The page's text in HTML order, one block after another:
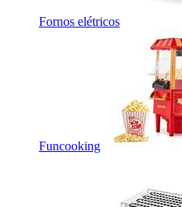
Fornos elétricos
Funcooking